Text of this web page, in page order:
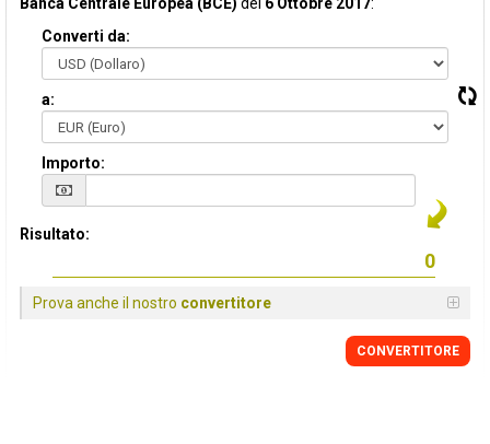
Converti da:
a:
Importo:
Risultato:
Prova anche il nostro convertitore
CONVERTITORE